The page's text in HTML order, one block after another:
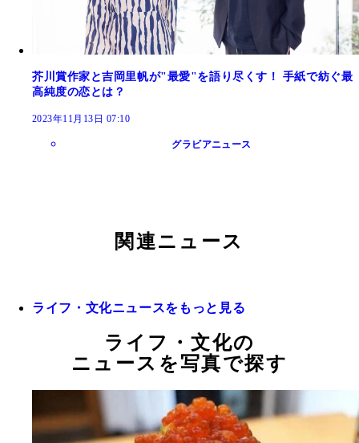
芥川賞作家と吉岡里帆が"最愛"を語り尽くす！ 手紙で紡ぐ最
高純度の恋とは？
2023年11月13日 07:10
グラビアニュース
関連ニュース
ライフ・文化ニュースをもっと見る
ライフ・文化の
ニュースを写真で探す